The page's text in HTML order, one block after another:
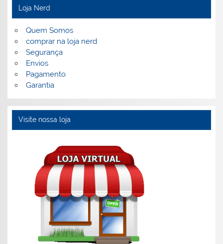
Loja Nerd
Quem Somos
comprar na loja nerd
Segurança
Envios
Pagamento
Garantia
Visite nossa loja